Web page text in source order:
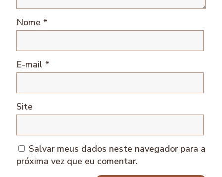
Nome *
E-mail *
Site
Salvar meus dados neste navegador para a
próxima vez que eu comentar.